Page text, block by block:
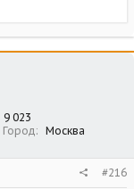
9 023
Город
Москва
#216